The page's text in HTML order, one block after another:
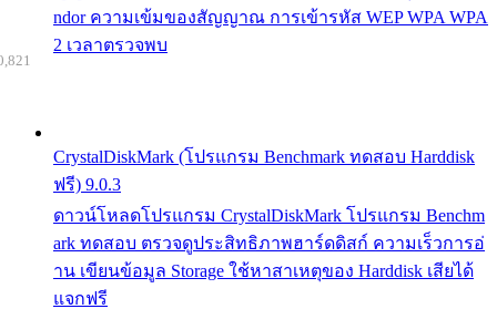
ndor ความเข้มของสัญญาณ การเข้ารหัส WEP WPA WPA
2 เวลาตรวจพบ
CrystalDiskMark (โปรแกรม Benchmark ทดสอบ Harddisk
ฟรี) 9.0.3
ดาวน์โหลดโปรแกรม CrystalDiskMark โปรแกรม Benchm
ark ทดสอบ ตรวจดูประสิทธิภาพฮาร์ดดิสก์ ความเร็วการอ่
าน เขียนข้อมูล Storage ใช้หาสาเหตุของ Harddisk เสียได้
แจกฟรี